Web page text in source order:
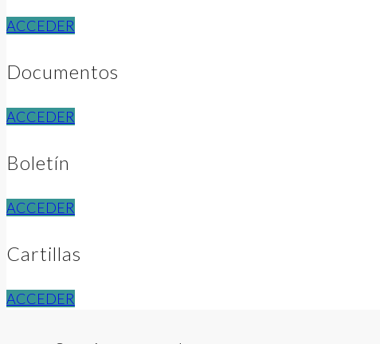
ACCEDER
Documentos
ACCEDER
Boletín
ACCEDER
Cartillas
ACCEDER